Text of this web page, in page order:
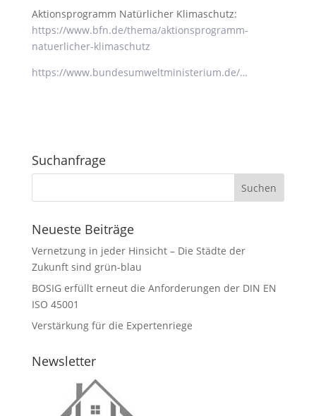
Aktionsprogramm Natürlicher Klimaschutz:
https://www.bfn.de/thema/aktionsprogramm-
natuerlicher-klimaschutz
https://www.bundesumweltministerium.de/…
Suchanfrage
Neueste Beiträge
Vernetzung in jeder Hinsicht – Die Städte der
Zukunft sind grün-blau
BOSIG erfüllt erneut die Anforderungen der DIN EN
ISO 45001
Verstärkung für die Expertenriege
Newsletter